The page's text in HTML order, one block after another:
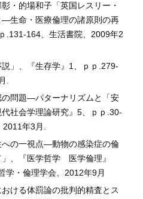
・的場和子「英国レスリー・
生命・医療倫理の諸原則の再
.131-164、生活書院、2009年2
」、『生存学』1、ｐｐ.279-
.
問題―パターナリズムと「安
社会学理論研究』5、ｐｐ.30-
年3月.
の一視点―動物の感染症の倫
、『医学哲学 医学倫理』
学・倫理学会、2012年9月
ける体罰論の批判的精査とス